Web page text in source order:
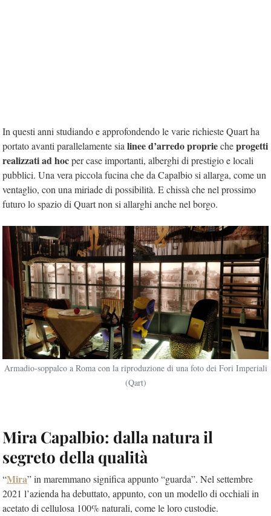
In questi anni studiando e approfondendo le varie richieste Quart ha
portato avanti parallelamente sialinee d’arredo propriecheprogetti
realizzati ad hocper case importanti, alberghi di prestigio e locali
pubblici. Una vera piccola fucina che da Capalbio si allarga, come un
ventaglio, con una miriade di possibilità. E chissà che nel prossimo
futuro lo spazio di Quart non si allarghi anche nel borgo.
Armadio-soppalco a Roma con la riproduzione di una foto dei Fori Imperiali
(Qart)
Mira Capalbio: dalla natura il
segreto della qualità
“Mira” in maremmano significa appunto “guarda”. Nel settembre
2021 l’azienda ha debuttato, appunto, con un modello di occhiali in
acetato di cellulosa 100% naturali, come le loro custodie.